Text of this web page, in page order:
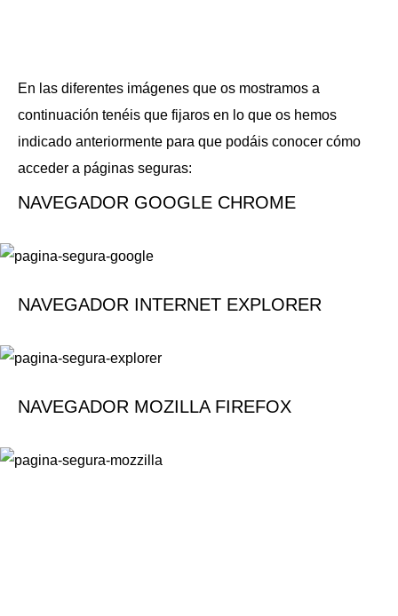
En las diferentes imágenes que os mostramos a
continuación tenéis que fijaros en lo que os hemos
indicado anteriormente para que podáis conocer cómo
acceder a páginas seguras:
NAVEGADOR GOOGLE CHROME
NAVEGADOR INTERNET EXPLORER
NAVEGADOR MOZILLA FIREFOX